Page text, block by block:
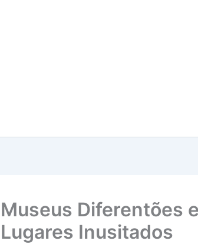
Museus Diferentões
Lugares Inusitados